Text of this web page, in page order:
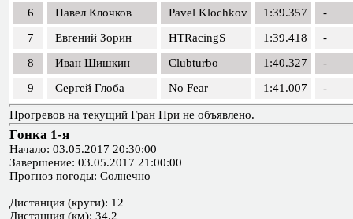
6
Павел Клочков Pavel Klochkov 1:39.357
-
7
Евгений Зорин HTRacingS 1:39.418
-
8
Иван Шишкин Clubturbo 1:40.327
-
9
Сергей Глоба No Fear 1:41.007 -
Прогревов на текущий Гран При не объявлено.
Гонка 1-я
Начало: 03.05.2017 20:30:00
Завершение: 03.05.2017 21:00:00
Прогноз погоды: Солнечно
Дистанция (круги): 12
Дистанция (км): 34.2